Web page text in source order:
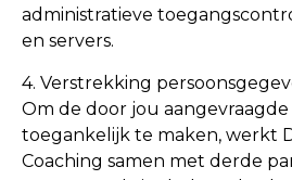
administratieve
en servers.
4. Verstrekking
Om de door jou
toegankelijk te maken, werkt D
Coaching samen met derde